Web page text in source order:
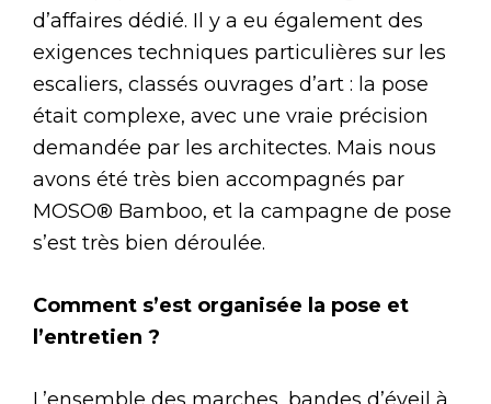
d’affaires dédié. Il y a eu également des
exigences techniques particulières sur les
escaliers, classés ouvrages d’art : la pose
était complexe, avec une vraie précision
demandée par les architectes. Mais nous
avons été très bien accompagnés par
MOSO® Bamboo, et la campagne de pose
s’est très bien déroulée.
Comment s’est organisée la pose et
l’entretien ?